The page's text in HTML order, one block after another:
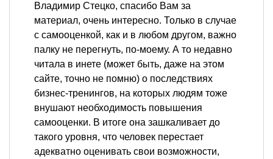
Владимир Стецко, спасибо Вам за
материал, очень интересно. Только в случае
с самооценкой, как и в любом другом, важно
палку не перегнуть, по-моему. А то недавно
читала в инете (может быть, даже на этом
сайте, точно не помню) о последствиях
бизнес-тренингов, на которых людям тоже
внушают необходимость повышения
самооценки. В итоге она зашкаливает до
такого уровня, что человек перестает
адекватно оценивать свои возможности,